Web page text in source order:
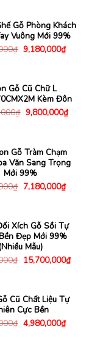
Gỗ Phòng Khách
Vuông Mới 99%
₫ Giá
gốc
9,180,000₫Giá
hiện
Gỗ Cũ Chữ L
Kèm Đôn
₫ Giá
gốc
9,800,000₫Giá
hiện
Gỗ Tràm Chạm
Văn Sang Trọng
Mới 99%
₫ Giá
gốc
7,180,000₫Giá
hiện
Xích Gỗ Sồi Tự
Bền Đẹp Mới 99%
Mẫu)
₫ Giá
gốc
15,700,000₫Giá
hiện
Cũ Chất Liệu Tự
Cực Bền
₫ Giá
gốc
4,980,000₫Giá
hiện